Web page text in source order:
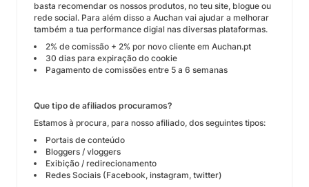
basta recomendar os nossos produtos, no teu site, blogue ou
rede social. Para além disso a Auchan vai ajudar a melhorar
também a tua performance digial nas diversas plataformas.
2% de comissão + 2% por novo cliente em Auchan.pt
30 dias para expiração do cookie
Pagamento de comissões entre 5 a 6 semanas
Que tipo de afiliados procuramos?
Estamos à procura, para nosso afiliado, dos seguintes tipos:
Portais de conteúdo
Bloggers / vloggers
Exibição / redirecionamento
Redes Sociais (Facebook, instagram, twitter)